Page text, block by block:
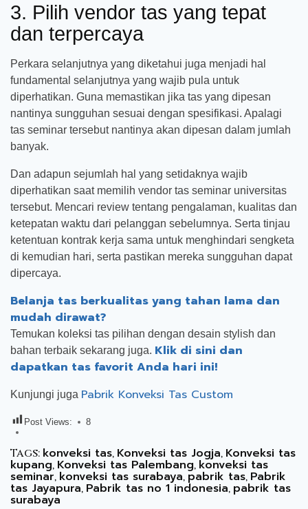
3. Pilih vendor tas yang tepat
dan terpercaya
Perkara selanjutnya yang diketahui juga menjadi hal
fundamental selanjutnya yang wajib pula untuk
diperhatikan. Guna memastikan jika tas yang dipesan
nantinya sungguhan sesuai dengan spesifikasi. Apalagi
tas seminar tersebut nantinya akan dipesan dalam jumlah
banyak.
Dan adapun sejumlah hal yang setidaknya wajib
diperhatikan saat memilih vendor tas seminar universitas
tersebut. Mencari review tentang pengalaman, kualitas dan
ketepatan waktu dari pelanggan sebelumnya. Serta tinjau
ketentuan kontrak kerja sama untuk menghindari sengketa
di kemudian hari, serta pastikan mereka sungguhan dapat
dipercaya.
Belanja tas berkualitas yang tahan lama dan
mudah dirawat?
Temukan koleksi tas pilihan dengan desain stylish dan
bahan terbaik sekarang juga. Klik di sini dan
dapatkan tas favorit Anda hari ini!
Kunjungi juga Pabrik Konveksi Tas Custom
Post Views: 8
Tags: konveksi tas, Konveksi tas Jogja, Konveksi tas
kupang, Konveksi tas Palembang, konveksi tas
seminar, konveksi tas surabaya,pabrik tas, Pabrik
tas Jayapura, Pabrik tas no 1 indonesia, pabrik tas
surabaya